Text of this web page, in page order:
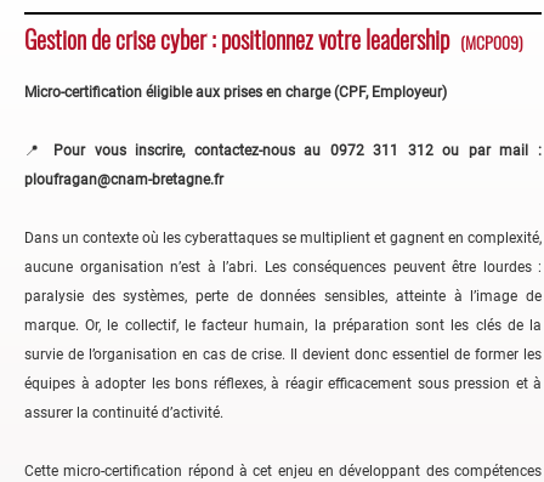
Gestion de crise cyber : positionnez votre leadership (MCP009)
Micro-certification éligible aux prises en charge (CPF, Employeur)
📍
Pour vous inscrire, contactez-nous au 0972 311 312 ou par mail :
ploufragan@cnam-bretagne.fr
Dans un contexte où les cyberattaques se multiplient et gagnent en complexité,
aucune organisation n’est à l’abri. Les conséquences peuvent être lourdes :
paralysie des systèmes, perte de données sensibles, atteinte à l’image de
marque. Or, le collectif, le facteur humain, la préparation sont les clés de la
survie de l’organisation en cas de crise. Il devient donc essentiel de former les
équipes à adopter les bons réflexes, à réagir efficacement sous pression et à
assurer la continuité d’activité.
Cette micro-certification répond à cet enjeu en développant des compétences